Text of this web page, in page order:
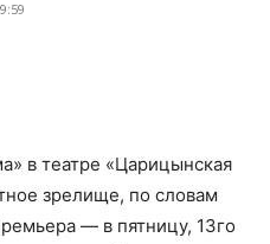
в театре «Царицынская
зрелище, по словам
— в пятницу, 13го